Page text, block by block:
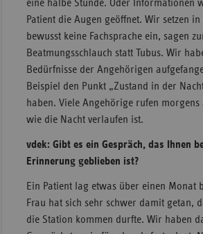
eine halbe Stunde. Oder Informationen
Patient die Augen geöffnet. Wir setzen in
bewusst keine Fachsprache ein, sagen
Beatmungsschlauch statt Tubus. Wir
Bedürfnisse der Angehörigen
Beispiel den Punkt „Zustand in der
haben. Viele Angehörige rufen
wie die Nacht verlaufen ist.
vdek: Gibt es ein Gespräch, das Ihnen
Erinnerung geblieben ist?
Ein Patient lag etwas über einen Monat
Frau hat sich sehr schwer damit getan,
die Station kommen durfte. Wir haben